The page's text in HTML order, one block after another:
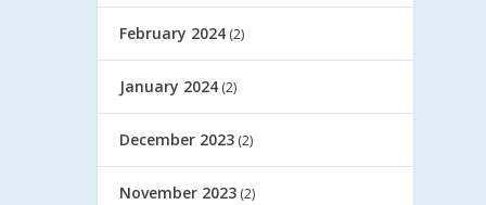
February 2024 (2)
January 2024 (2)
December 2023 (2)
November 2023 (2)